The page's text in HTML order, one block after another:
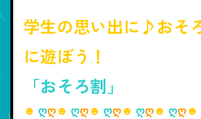
学生の思い出に♪おそ
に遊ぼう！
「おそろ割」
☻ ღღ☻ ღღ☻ ღღ☻ ღღ☻ ღღ☻